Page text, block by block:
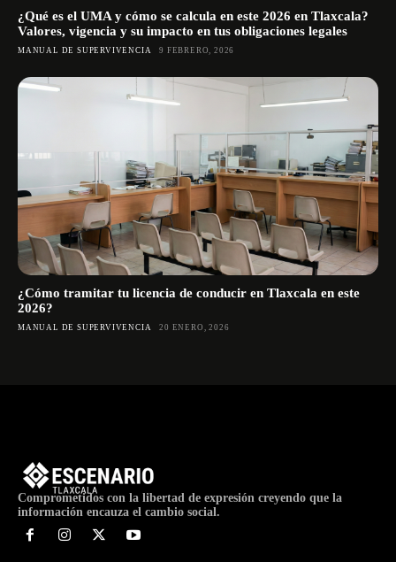
¿Qué es el UMA y cómo se calcula en este 2026 en Tlaxcala?
Valores, vigencia y su impacto en tus obligaciones legales
MANUAL DE SUPERVIVENCIA 9 FEBRERO, 2026
¿Cómo tramitar tu licencia de conducir en Tlaxcala en este
2026?
MANUAL DE SUPERVIVENCIA 20 ENERO, 2026
Comprometidos con la libertad de expresión creyendo que la
información encauza el cambio social.